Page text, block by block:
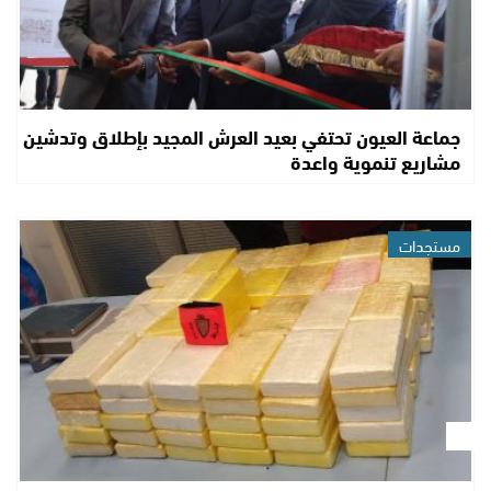
جماعة العيون تحتفي بعيد العرش المجيد بإطلاق وتدشين
مشاريع تنموية واعدة
مستجدات